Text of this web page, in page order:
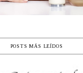
POSTS MÁS LEÍDOS